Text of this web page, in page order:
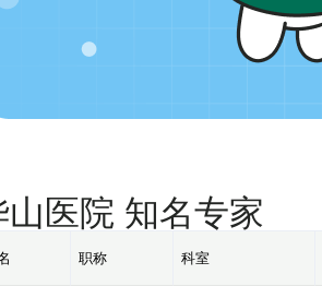
山医院 知名专家
职称 科室